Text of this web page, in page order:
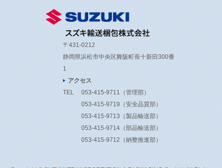
〒431-0212
静岡県浜松市中央区舞阪町長十新田300番
1
アクセス
TEL
053-415-9711（管理部）
053-415-9719（安全品質部）
053-415-9713（製品輸送部）
053-415-9714（部品輸送部）
053-415-9712（納整推進部）